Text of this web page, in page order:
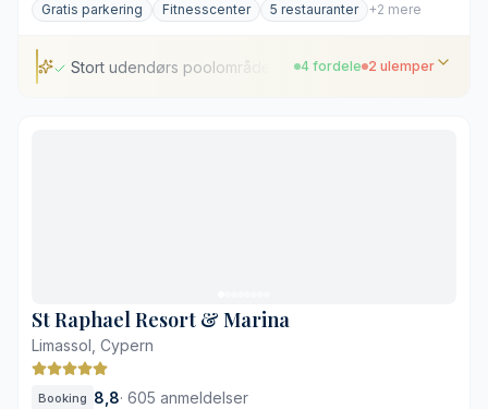
Gratis parkering
Fitnesscenter 5 restauranter +2 mere
Stort udendørs poolområde 4 fordele 2 ulemper
St Raphael Resort & Marina
Limassol, Cypern
Booking 8,8· 605 anmeldelser